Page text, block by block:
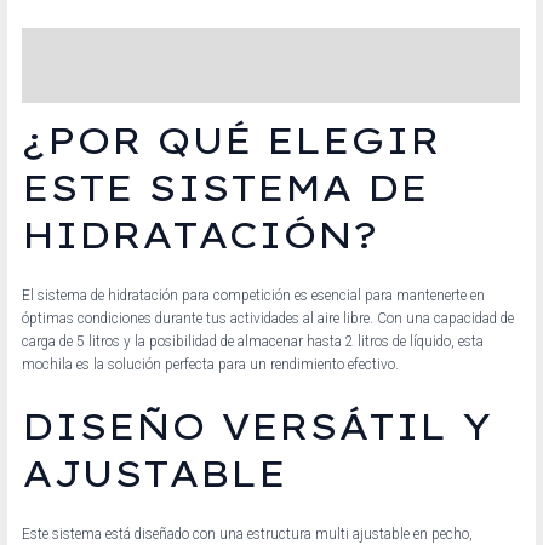
¿POR QUÉ ELEGIR
ESTE SISTEMA DE
HIDRATACIÓN?
El sistema de hidratación para competición es esencial para mantenerte en
óptimas condiciones durante tus actividades al aire libre. Con una capacidad de
carga de 5 litros y la posibilidad de almacenar hasta 2 litros de líquido, esta
mochila es la solución perfecta para un rendimiento efectivo.
DISEÑO VERSÁTIL Y
AJUSTABLE
Este sistema está diseñado con una estructura multi ajustable en pecho,